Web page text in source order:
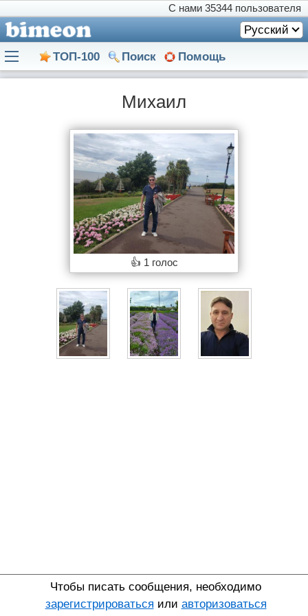
С нами 35344 пользователя
Русский
ТОП-100 Поиск Помощь
Михаил
👍 1 голос
Чтобы писать сообщения, необходимо
зарегистрироваться или авторизоваться